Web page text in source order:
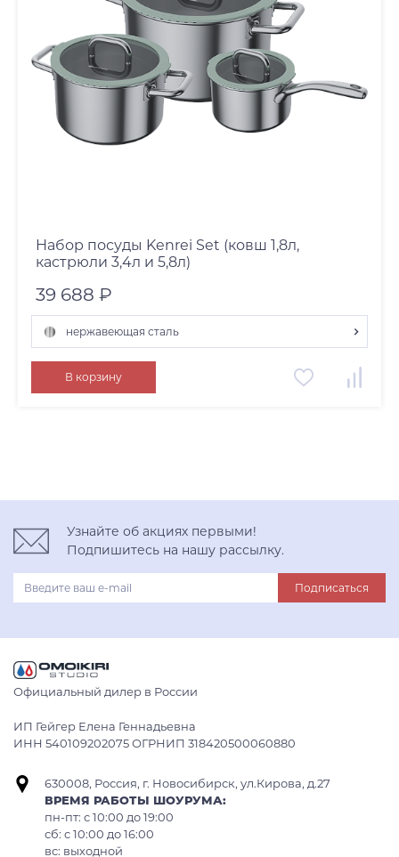
Набор посуды Kenrei Set (ковш 1,8л,
кастрюли 3,4л и 5,8л)
39 688 ₽
нержавеющая сталь
нержавеющая сталь
В корзину
Узнайте об акциях первыми!
Подпишитесь на нашу рассылку.
Подписаться
Официальный дилер в России
ИП Гейгер Елена Геннадьевна
ИНН 540109202075 ОГРНИП 318420500060880
630008, Россия, г. Новосибирск, ул.Кирова, д.27
ВРЕМЯ РАБОТЫ ШОУРУМА:
пн-пт: с 10:00 до 19:00
сб: c 10:00 до 16:00
вс: выходной